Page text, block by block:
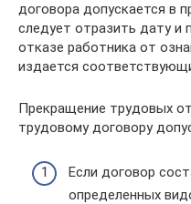
договора допускается в
следует отразить дату и
отказе работника от
издается
Прекращение трудовых
трудовому договору
Если договор
определенных